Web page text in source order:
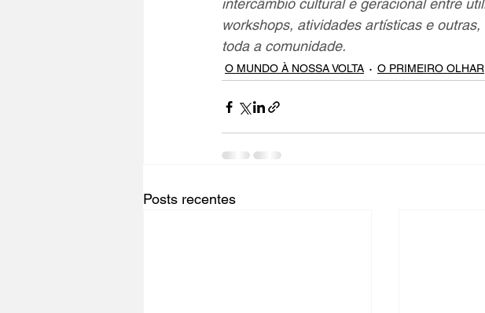
intercâmbio cultural e geracional entre
workshops, atividades artísticas e
toda a comunidade.
O MUNDO À NOSSA VOLTA O PRIMEIRO OLHAR
Posts recentes